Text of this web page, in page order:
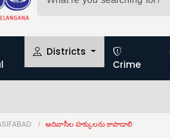
Districts
Crime
ఆదివాసీల హక్కులను కాపాడాలి